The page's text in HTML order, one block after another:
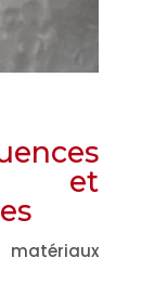
et